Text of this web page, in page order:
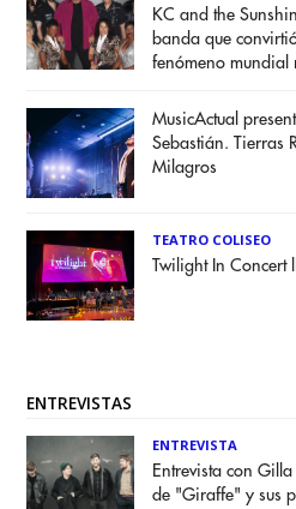
KC and the
banda que
fenómeno mundial
MusicActual
Sebastián. Tierras
Milagros
TEATRO COLISEO
Twilight In Concert
ENTREVISTAS
ENTREVISTA
Entrevista con
de "Giraffe" y sus